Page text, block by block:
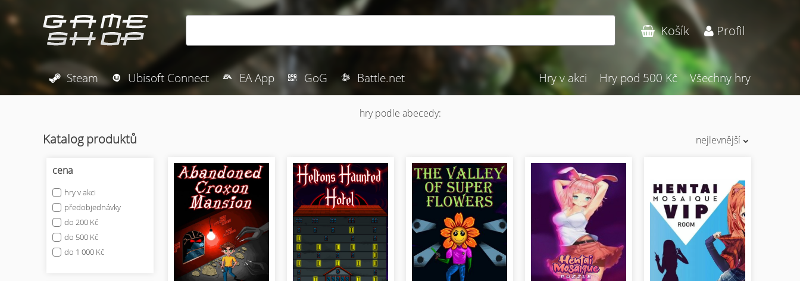
Košík Profil
Steam Ubisoft Connect EA App GoG Battle.net Hry v akci Hry pod 500 Kč Všechny hry
hry podle abecedy:
Katalog produktů nejlevnější
cena
hry v akci
předobjednávky
do 200 Kč
do 500 Kč
do 1 000 Kč